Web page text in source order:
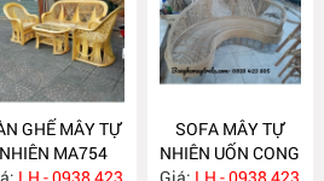
GHẾ MÂY TỰ
NHIÊN MA754
SOFA MÂY TỰ
NHIÊN UỐN CONG